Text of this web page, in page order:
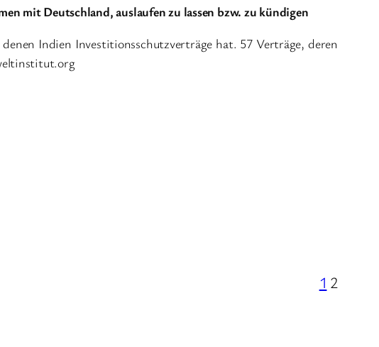
mit Deutschland, auslaufen zu lassen bzw. zu kündigen
Indien Investitionsschutzverträge hat. 57 Verträge, deren
1 2